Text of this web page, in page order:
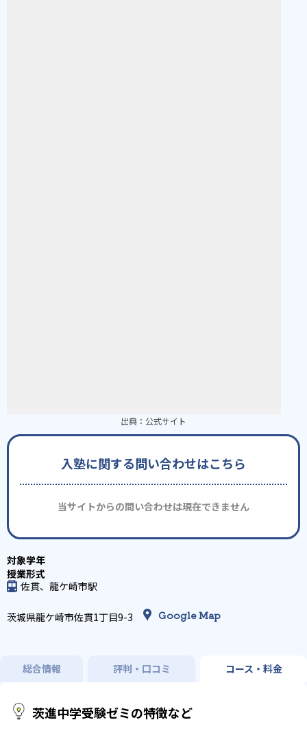
出典： 公式サイト
入塾に関する問い合わせはこちら
当サイトからの問い合わせは現在できません
佐貫、龍ケ崎市駅
茨城県龍ケ崎市佐貫1丁目9-3 Google Map
総合情報 評判・口コミ コース・料金
茨進中学受験ゼミの特徴など